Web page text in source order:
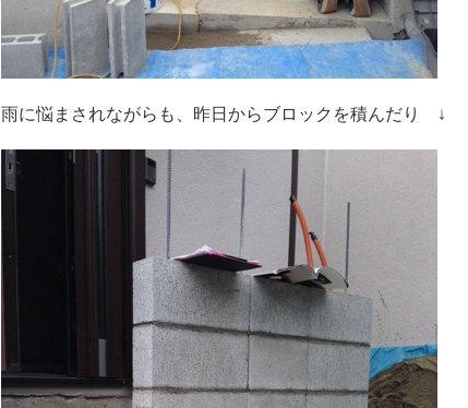
雨に悩まされながらも、昨日からブロックを積んだり ↓